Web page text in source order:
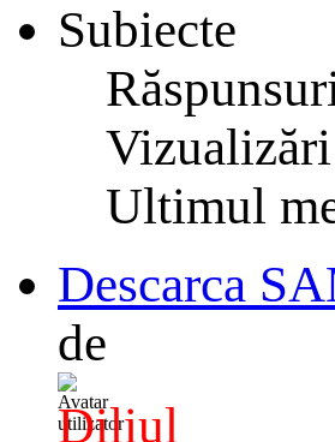
Subiecte
Vizualizări
Ultimul
Descarca
de
Diliul